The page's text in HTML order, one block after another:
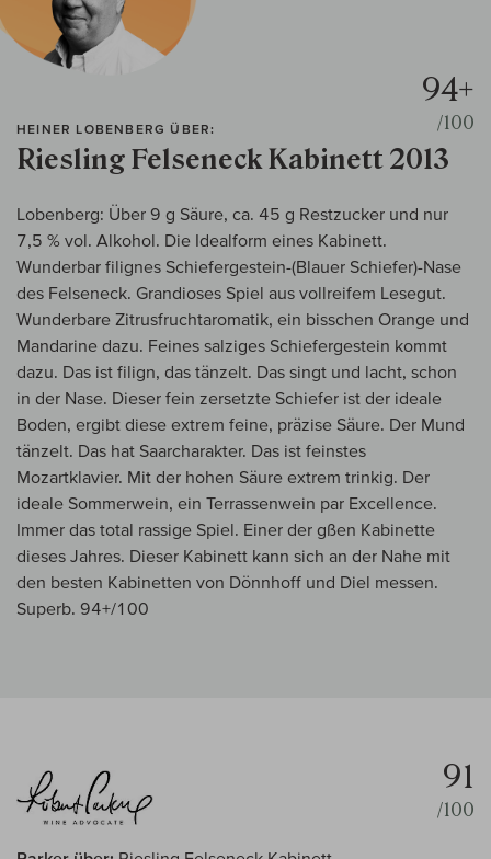
HEINER LOBENBERG ÜBER:
Riesling Felseneck Kabinett 2013
94+
/100
Lobenberg: Über 9 g Säure, ca. 45 g Restzucker und nur
7,5 % vol. Alkohol. Die Idealform eines Kabinett.
Wunderbar filignes Schiefergestein-(Blauer Schiefer)-Nase
des Felseneck. Grandioses Spiel aus vollreifem Lesegut.
Wunderbare Zitrusfruchtaromatik, ein bisschen Orange und
Mandarine dazu. Feines salziges Schiefergestein kommt
dazu. Das ist filign, das tänzelt. Das singt und lacht, schon
in der Nase. Dieser fein zersetzte Schiefer ist der ideale
Boden, ergibt diese extrem feine, präzise Säure. Der Mund
tänzelt. Das hat Saarcharakter. Das ist feinstes
Mozartklavier. Mit der hohen Säure extrem trinkig. Der
ideale Sommerwein, ein Terrassenwein par Excellence.
Immer das total rassige Spiel. Einer der gßen Kabinette
dieses Jahres. Dieser Kabinett kann sich an der Nahe mit
den besten Kabinetten von Dönnhoff und Diel messen.
Superb. 94+/100
91
/100